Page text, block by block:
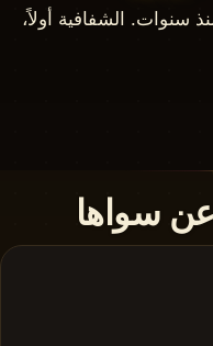
سنوات. الشفافية أولاً،
عن سواها